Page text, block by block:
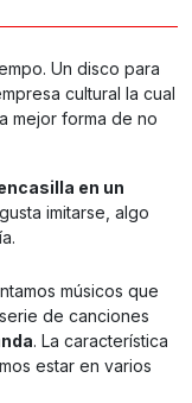
Un disco para
cultural la cual
mejor forma de no
en un
imitarse, algo
músicos que
de canciones
. La característica
estar en varios